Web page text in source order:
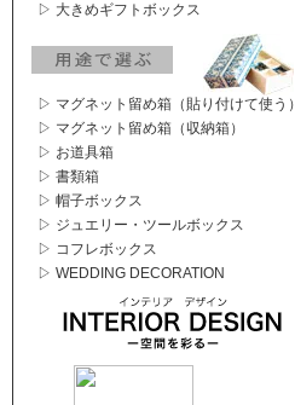
▷ 大きめギフトボックス
▷ マグネット留め箱（貼り付けて使う）
▷ マグネット留め箱（収納箱）
▷ お道具箱
▷ 書類箱
▷ 帽子ボックス
▷ ジュエリー・ツールボックス
▷ コフレボックス
▷ WEDDING DECORATION